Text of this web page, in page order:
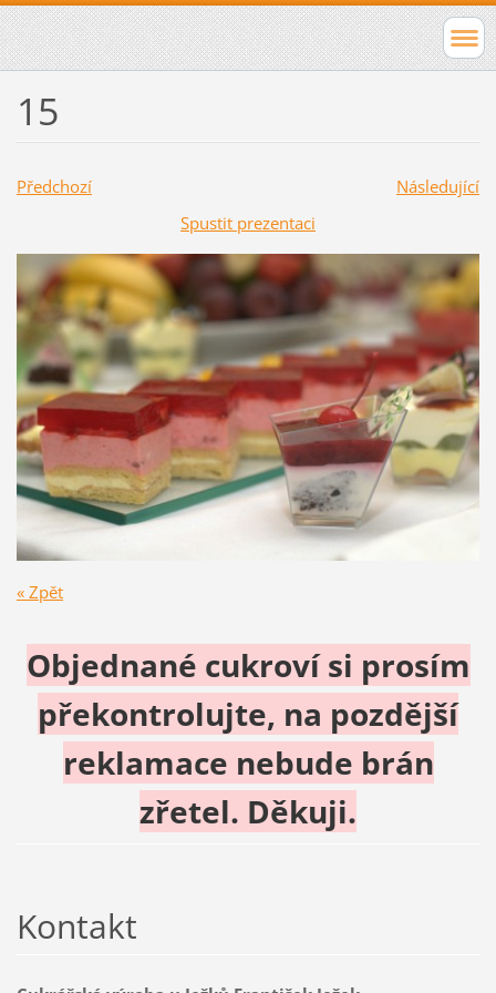
15
Předchozí
Následující
Spustit prezentaci
« Zpět
Objednané cukroví si prosím
překontrolujte, na pozdější
reklamace nebude brán
zřetel. Děkuji.
Kontakt